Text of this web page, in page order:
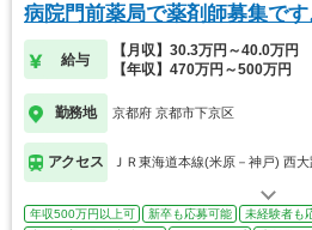
病院門前薬局で薬剤師募集です
給与
【月収】30.3万円～40.0万円
【年収】470万円～500万円
勤務地 京都府 京都市下京区
アクセス ＪＲ東海道本線(米原－神戸) 西大
年収500万円以上可 新卒も応募可能 未経験者も